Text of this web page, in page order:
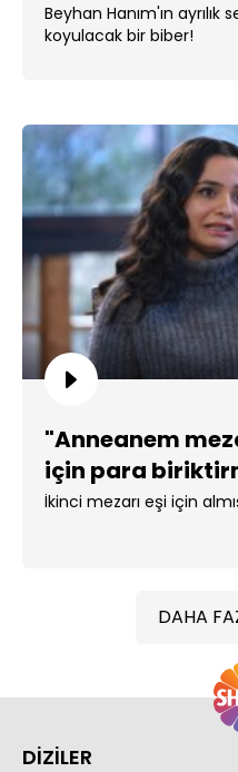
Beyhan Hanım'ın
koyulacak bir biber!
"Anneanem
için para
İkinci mezarı eşi için
DAHA
DİZİLER